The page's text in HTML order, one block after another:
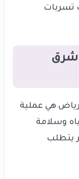
تسربات
شرق
هي عملية
وسلامة
يتطلب